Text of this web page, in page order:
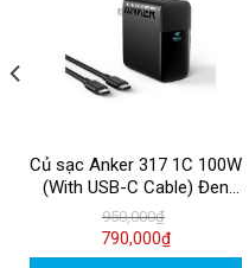
Củ sạc Anker 317 1C 100W
(With USB-C Cable) Đen
B2672
950,000₫
790,000₫